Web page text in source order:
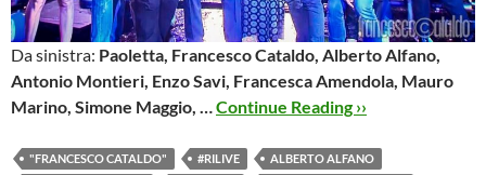
Da sinistra: Paoletta, Francesco Cataldo, Alberto Alfano,
Antonio Montieri, Enzo Savi, Francesca Amendola, Mauro
Marino, Simone Maggio, …Continue Reading ››
"FRANCESCO CATALDO" #RILIVE
ALBERTO ALFANO